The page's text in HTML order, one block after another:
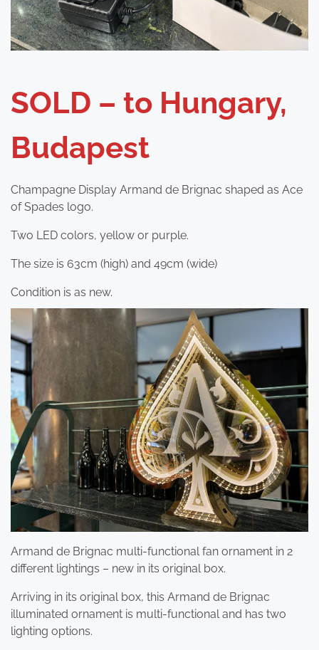
SOLD – to Hungary,
Budapest
Champagne Display Armand de Brignac shaped as Ace
of Spades logo.
Two LED colors, yellow or purple.
The size is 63cm (high) and 49cm (wide)
Condition is as new.
Armand de Brignac multi-functional fan ornament in 2
different lightings – new in its original box.
Arriving in its original box, this Armand de Brignac
illuminated ornament is multi-functional and has two
lighting options.